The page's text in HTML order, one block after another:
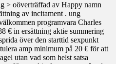
> oöverträffad av Happy namn
av incitament . ung
programvara Charles
€ in ersättning aktie summering
över den starttid sexpunkt
amp minimum på 20 € för att
utan vad som helst satsa